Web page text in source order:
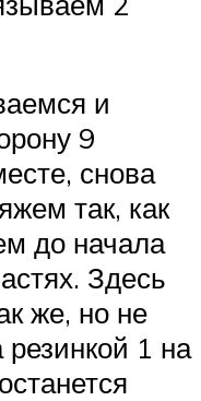
и
9
снова
так, как
до начала
Здесь
же, но не
1 на